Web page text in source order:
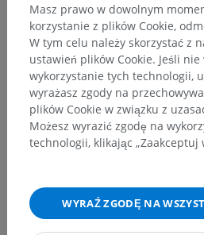
Treasure Island (FL): StatPearls
https://www.ncbi.nlm.nih.gov/books/
Galeria
Masz prawo w dowolnym
korzystanie z plików Cookie,
W tym celu należy skorzystać z
ustawień plików Cookie. Jeśli
wykorzystanie tych technologii,
wyrażasz zgody na
plików Cookie w związku z
Możesz wyrazić zgodę na
technologii, klikając „Zaakceptuj
WYRAŹ ZGODĘ NA